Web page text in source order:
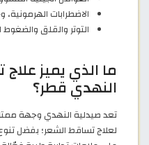
الاضطرابات الهرمونية،
التوتر والقلق
ما الذي يميز
النهدي قطر؟
تعد صيدلية النهدي وجهة
لعلاج تساقط الشعر؛ بفضل